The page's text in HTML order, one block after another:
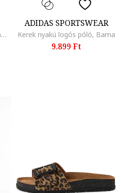
Logós farmer hátizsák, Melange világoskék
ADIDAS SPORTSWEAR
Kerek nyakú logós póló, Barna
9.899 Ft